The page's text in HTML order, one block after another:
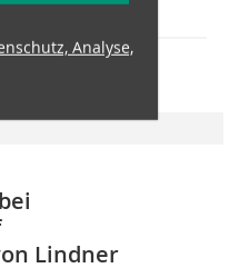
Analyse,
Artikel:
Lindner